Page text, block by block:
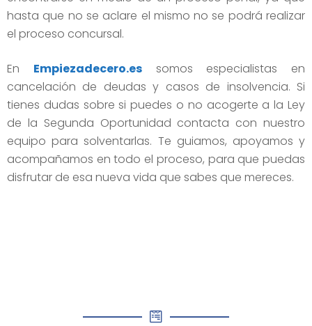
hasta que no se aclare el mismo no se podrá realizar
el proceso concursal.
En Empiezadecero.essomos especialistas en
cancelación de deudas y casos de insolvencia. Si
tienes dudas sobre si puedes o no acogerte a la Ley
de la Segunda Oportunidad contacta con nuestro
equipo para solventarlas. Te guiamos, apoyamos y
acompañamos en todo el proceso, para que puedas
disfrutar de esa nueva vida que sabes que mereces.